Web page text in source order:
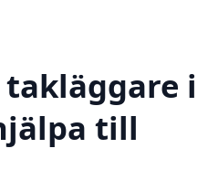
i
till